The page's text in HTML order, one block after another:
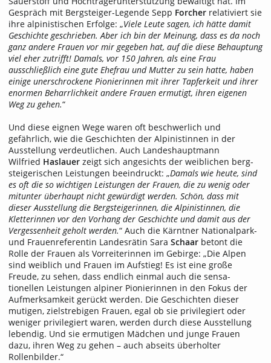
Gespräch mit Bergsteiger-Legende Sepp Forcher relativiert sie
ihre alpinistischen Erfolge: „Viele Leute sagen, ich hätte damit
Geschichte geschrieben. Aber ich bin der Meinung, dass es da noch
ganz andere Frauen vor mir gegeben hat, auf die diese Behauptung
viel eher zutrifft! Damals, vor 150 Jahren, als eine Frau
ausschließlich eine gute Ehefrau und Mutter zu sein hatte, haben
einige unerschrockene Pionierinnen mit ihrer Tapferkeit und ihrer
enormen Beharrlichkeit andere Frauen ermutigt, ihren eigenen
Weg zu gehen.“
Und diese eignen Wege waren oft beschwerlich und
gefährlich, wie die Geschichten der Alpinistinnen in der
Ausstellung verdeutlichen. Auch Landes­hauptmann
Wilfried Haslauer zeigt sich angesichts der weiblichen berg­
steigerischen Leistungen beeindruckt: „Damals wie heute, sind
es oft die so wichtigen Leistungen der Frauen, die zu wenig oder
mitunter überhaupt nicht gewürdigt werden. Schön, dass mit
dieser Ausstellung die Bergsteigerinnen, die Alpinistinnen, die
Kletterinnen vor den Vorhang der Geschichte und damit aus der
Vergessenheit geholt werden.“ Auch die Kärntner Nationalpark-
und Frauenreferentin Landesrätin Sara Schaar betont die
Rolle der Frauen als Vorreiterinnen im Gebirge: „Die Alpen
sind weiblich und Frauen im Aufstieg! Es ist eine große
Freude, zu sehen, dass endlich einmal auch die sensa­
tionellen Leistungen alpiner Pionierinnen in den Fokus der
Aufmerksamkeit gerückt werden. Die Geschichten dieser
mutigen, zielstrebigen Frauen, egal ob sie privilegiert oder
weniger privilegiert waren, werden durch diese Ausstellung
lebendig. Und sie ermutigen Mädchen und junge Frauen
dazu, ihren Weg zu gehen – auch abseits überholter
Rollenbilder.“